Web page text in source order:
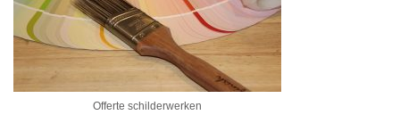
Offerte schilderwerken